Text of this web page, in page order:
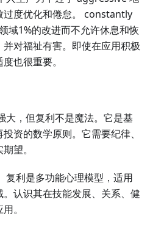
过度优化和倦怠。 constantly
域1%的改进而不允许休息和恢
对福祉有害。即使在应用积极
也很重要。
大，但复利不是魔法。它是基
资的数学原则。它需要纪律、
望。
复利是多功能心理模型，适用
认识其在技能发展、关系、健
。